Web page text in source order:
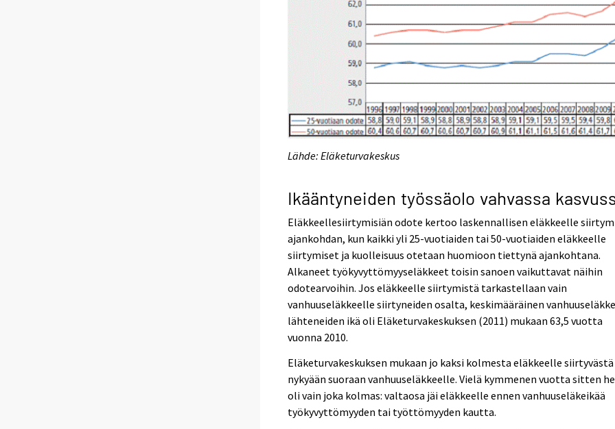
Lähde: Eläketurvakeskus
Ikääntyneiden työssäolo vahvassa
Eläkkeellesiirtymisiän odote kertoo laskennallisen eläkkeelle
ajankohdan, kun kaikki yli 25-vuotiaiden tai 50-vuotiaiden eläkkeelle
siirtymiset ja kuolleisuus otetaan huomioon tiettynä ajankohtana.
Alkaneet työkyvyttömyyseläkkeet toisin sanoen vaikuttavat näihin
odotearvoihin. Jos eläkkeelle siirtymistä tarkastellaan vain
vanhuuseläkkeelle siirtyneiden osalta, keskimääräinen
lähteneiden ikä oli Eläketurvakeskuksen (2011) mukaan 63,5 vuotta
vuonna 2010.
Eläketurvakeskuksen mukaan jo kaksi kolmesta eläkkeelle siirtyvästä
nykyään suoraan vanhuuseläkkeelle. Vielä kymmenen vuotta sitten
oli vain joka kolmas: valtaosa jäi eläkkeelle ennen vanhuuseläkeikää
työkyvyttömyyden tai työttömyyden kautta.